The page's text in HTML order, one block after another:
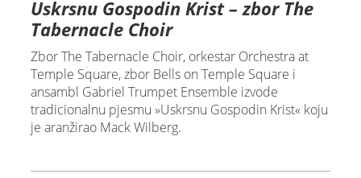
Uskrsnu Gospodin Krist – zbor The
Tabernacle Choir
Zbor The Tabernacle Choir, orkestar Orchestra at
Temple Square, zbor Bells on Temple Square i
ansambl Gabriel Trumpet Ensemble izvode
tradicionalnu pjesmu »Uskrsnu Gospodin Krist« koju
je aranžirao Mack Wilberg.